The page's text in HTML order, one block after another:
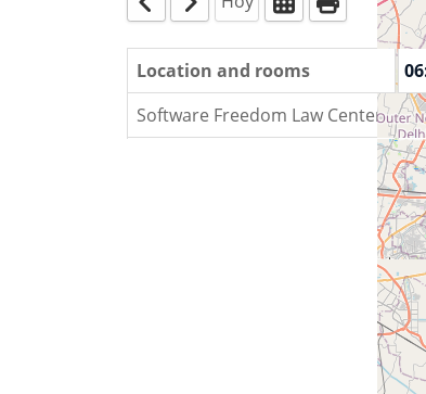
Location and rooms
02:00 03:00 04:00
Software Freedom Law Center,